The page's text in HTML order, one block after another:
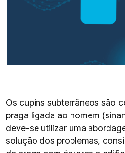
Os cupins subterrâneos são
praga ligada ao homem
deve-se utilizar uma
solução dos problemas,